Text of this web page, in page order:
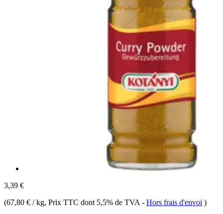
3,39 €
(67,80 € / kg, Prix TTC dont 5,5% de TVA - Hors frais d'envoi )